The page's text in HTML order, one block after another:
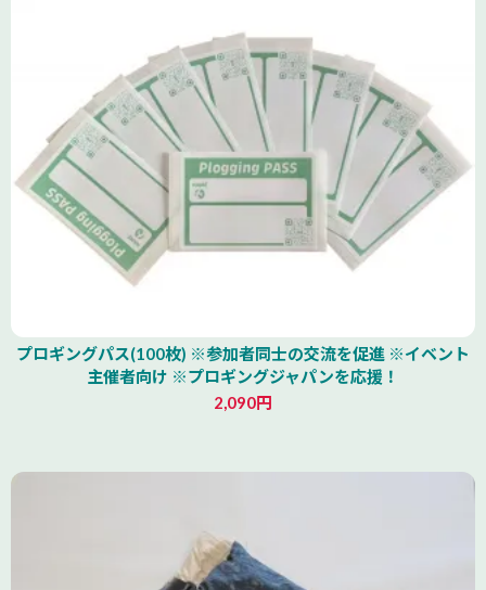
プロギングパス(100枚) ※参加者同士の交流を促進 ※イベント
主催者向け ※プロギングジャパンを応援！
2,090円